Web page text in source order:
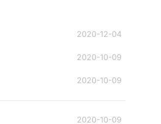
2020-12-04
2020-10-09
2020-10-09
2020-10-09